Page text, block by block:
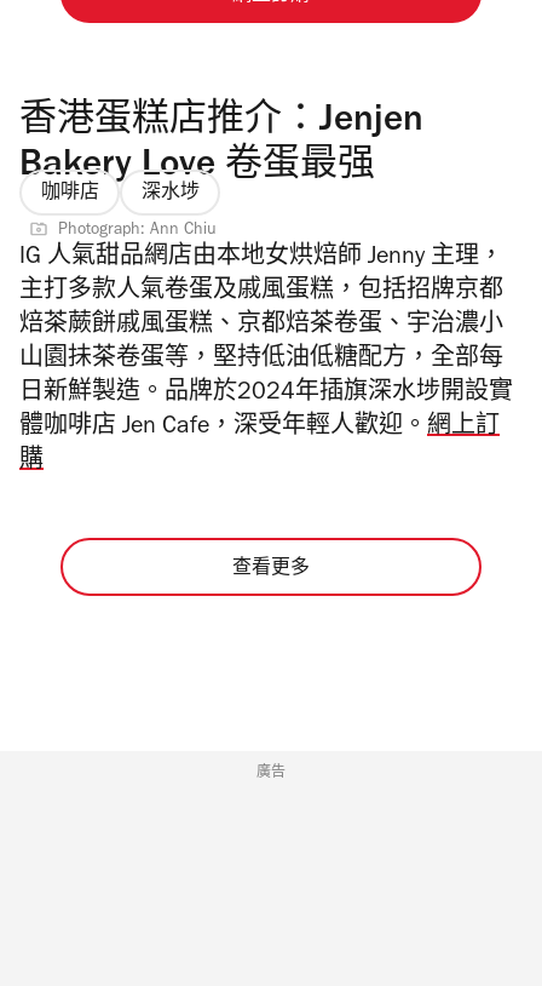
香港蛋糕店推介：Jenjen
Bakery Love 卷蛋最强
咖啡店 深水埗
Photograph: Ann Chiu
IG 人氣甜品網店由本地女烘焙師 Jenny 主理，
主打多款人氣卷蛋及戚風蛋糕，包括招牌京都
焙茶蕨餅戚風蛋糕、京都焙茶卷蛋、宇治濃小
山園抺茶卷蛋等，堅持低油低糖配方，全部每
日新鮮製造。品牌於2024年插旗深水埗開設實
體咖啡店 Jen Cafe，深受年輕人歡迎。 網上訂
購
查看更多
廣告